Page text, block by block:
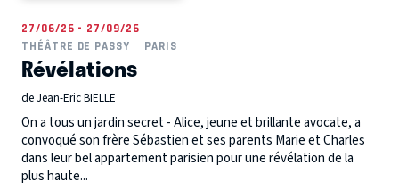
27/06/26 - 27/09/26
THÉÂTRE DE PASSY
PARIS
Révélations
de Jean-Eric BIELLE
On a tous un jardin secret - Alice, jeune et brillante avocate, a
convoqué son frère Sébastien et ses parents Marie et Charles
dans leur bel appartement parisien pour une révélation de la
plus haute...